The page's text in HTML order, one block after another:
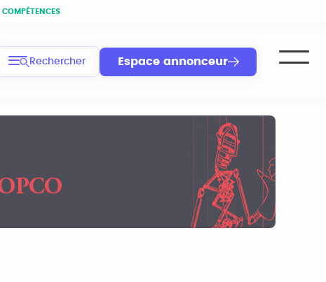
COMPÉTENCES
Rechercher Espace annonceur